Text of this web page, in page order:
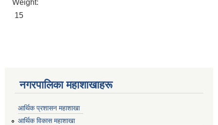
Weight:
15
नगरपालिका महाशाखाहरू
आर्थिक प्रशासन महाशाखा
आर्थिक विकास महाशाखा